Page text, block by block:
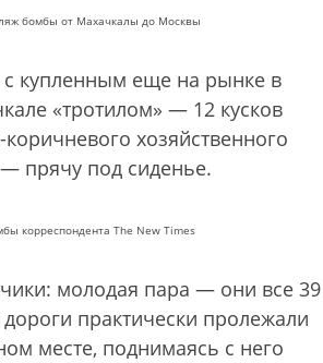
бомбы от Махачкалы до Москвы
с купленным еще на рынке в
«тротилом» — 12 кусков
хозяйственного
прячу под сиденье.
корреспондента The New Times
молодая пара — они все 39
дороги практически пролежали
месте, поднимаясь с него